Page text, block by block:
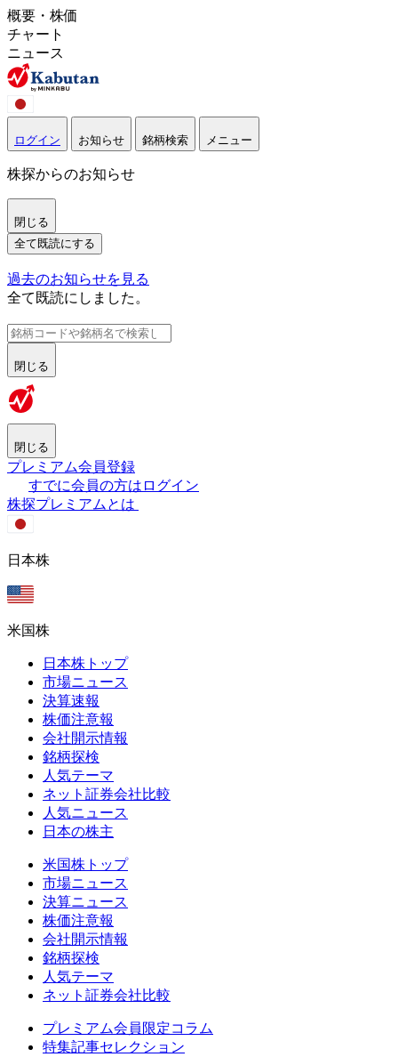
概要・株価
チャート
ニュース
ログイン お知らせ 銘柄検索 メニュー
株探からのお知らせ
閉じる
全て既読にする
過去のお知らせを見る
全て既読にしました。
閉じる
閉じる
プレミアム会員登録
すでに会員の方はログイン
株探プレミアムとは
日本株
米国株
日本株トップ
市場ニュース
決算速報
株価注意報
会社開示情報
銘柄探検
人気テーマ
ネット証券会社比較
人気ニュース
日本の株主
米国株トップ
市場ニュース
決算ニュース
株価注意報
会社開示情報
銘柄探検
人気テーマ
ネット証券会社比較
プレミアム会員限定コラム
特集記事セレクション